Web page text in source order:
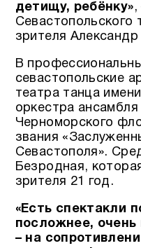
детищу, ребёнку»,
Севастопольского
зрителя
В
севастопольские
театра танца
оркестра ансамбля
Черноморского
звания
Севастополя».
Безродная,
зрителя 21 год.
«Есть спектакли
посложнее, очень
– на